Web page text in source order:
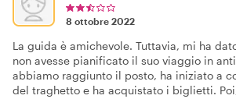
8 ottobre 2022
La guida è amichevole. Tuttavia, mi ha
non avesse pianificato il suo viaggio in
abbiamo raggiunto il posto, ha iniziato a
del traghetto e ha acquistato i biglietti.